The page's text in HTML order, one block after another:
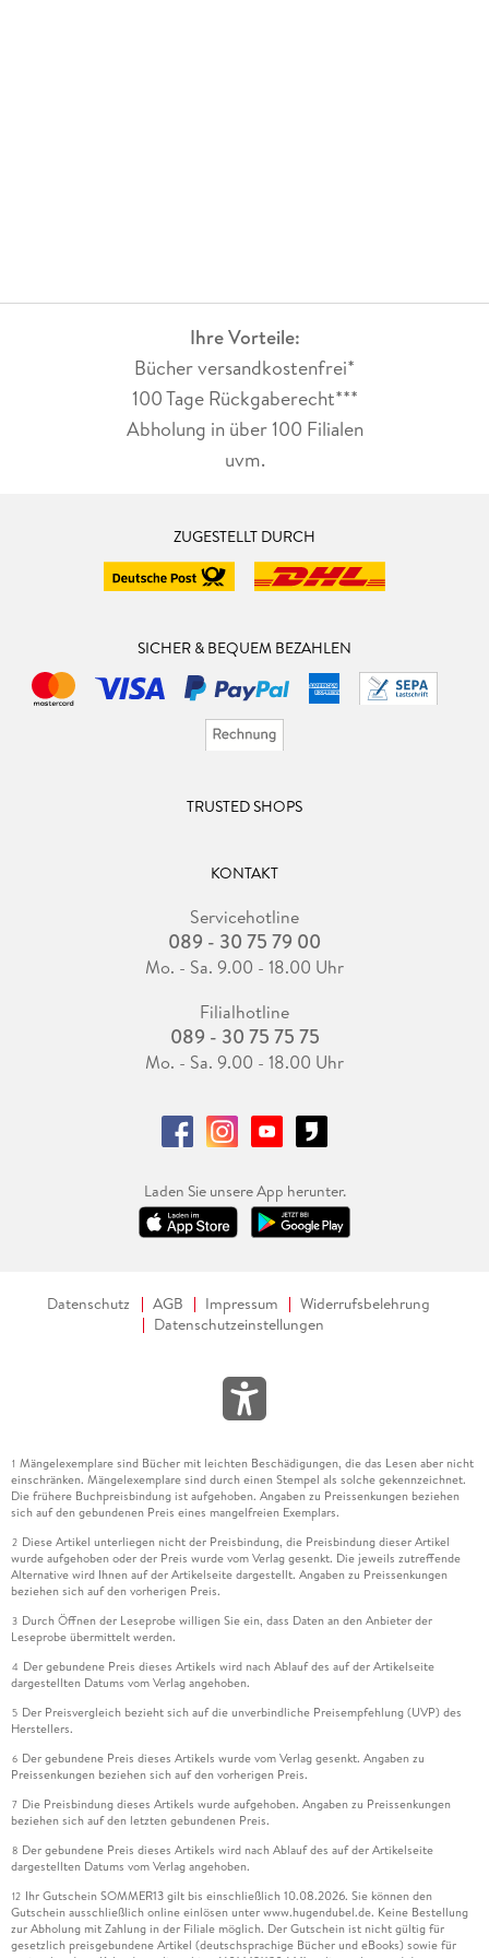
Ihre Vorteile:
Bücher versandkostenfrei*
100 Tage Rückgaberecht***
Abholung in über 100 Filialen
uvm.
ZUGESTELLT DURCH
SICHER & BEQUEM BEZAHLEN
TRUSTED SHOPS
KONTAKT
Servicehotline
089 - 30 75 79 00
Mo. - Sa. 9.00 - 18.00 Uhr
Filialhotline
089 - 30 75 75 75
Mo. - Sa. 9.00 - 18.00 Uhr
Laden Sie unsere App herunter.
Datenschutz AGB Impressum
Widerrufsbelehrung
Datenschutzeinstellungen
1 Mängelexemplare sind Bücher mit leichten Beschädigungen, die das Lesen aber nicht
einschränken. Mängelexemplare sind durch einen Stempel als solche gekennzeichnet.
Die frühere Buchpreisbindung ist aufgehoben. Angaben zu Preissenkungen beziehen
sich auf den gebundenen Preis eines mangelfreien Exemplars.
2 Diese Artikel unterliegen nicht der Preisbindung, die Preisbindung dieser Artikel
wurde aufgehoben oder der Preis wurde vom Verlag gesenkt. Die jeweils zutreffende
Alternative wird Ihnen auf der Artikelseite dargestellt. Angaben zu Preissenkungen
beziehen sich auf den vorherigen Preis.
3 Durch Öffnen der Leseprobe willigen Sie ein, dass Daten an den Anbieter der
Leseprobe übermittelt werden.
4 Der gebundene Preis dieses Artikels wird nach Ablauf des auf der Artikelseite
dargestellten Datums vom Verlag angehoben.
5 Der Preisvergleich bezieht sich auf die unverbindliche Preisempfehlung (UVP) des
Herstellers.
6 Der gebundene Preis dieses Artikels wurde vom Verlag gesenkt. Angaben zu
Preissenkungen beziehen sich auf den vorherigen Preis.
7 Die Preisbindung dieses Artikels wurde aufgehoben. Angaben zu Preissenkungen
beziehen sich auf den letzten gebundenen Preis.
8 Der gebundene Preis dieses Artikels wird nach Ablauf des auf der Artikelseite
dargestellten Datums vom Verlag angehoben.
12 Ihr Gutschein SOMMER13 gilt bis einschließlich 10.08.2026. Sie können den
Gutschein ausschließlich online einlösen unter www.hugendubel.de. Keine Bestellung
zur Abholung mit Zahlung in der Filiale möglich. Der Gutschein ist nicht gültig für
gesetzlich preisgebundene Artikel (deutschsprachige Bücher und eBooks) sowie für